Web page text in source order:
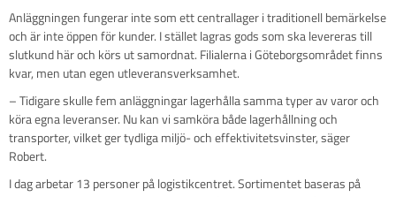
Anläggningen fungerar inte som ett centrallager i traditionell bemärkelse
och är inte öppen för kunder. I stället lagras gods som ska levereras till
slutkund här och körs ut samordnat. Filialerna i Göteborgsområdet finns
kvar, men utan egen utleveransverksamhet.
– Tidigare skulle fem anläggningar lagerhålla samma typer av varor och
köra egna leveranser. Nu kan vi samköra både lagerhållning och
transporter, vilket ger tydliga miljö- och effektivitetsvinster, säger
Robert.
I dag arbetar 13 personer på logistikcentret. Sortimentet baseras på